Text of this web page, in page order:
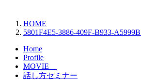
HOME
5801F4E5-3886-409F-B933-
Home
Profile
MOVIE
話し方セミナー